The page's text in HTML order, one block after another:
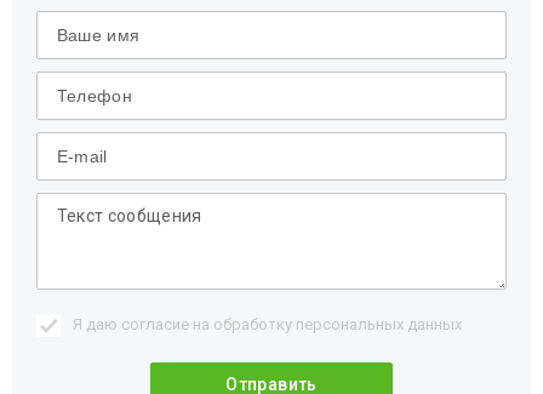
Я даю согласие на обработку персональных данных